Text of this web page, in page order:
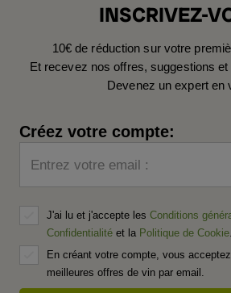
INSCRIVEZ-
10€ de réduction sur votre
Et recevez nos offres, suggestions
Devenez un expert en
Créez votre compte:
Entrez votre email :
J'ai lu et j'accepte les Conditions
Confidentialité et la Politique de Cookie
En créant votre compte, vous
meilleures offres de vin par email.